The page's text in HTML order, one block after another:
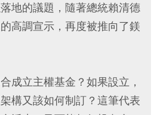
地的議題，隨著總統賴清德
高調宣示，再度被推向了鎂
成立主權基金？如果設立，
構又該如何制訂？這筆代表